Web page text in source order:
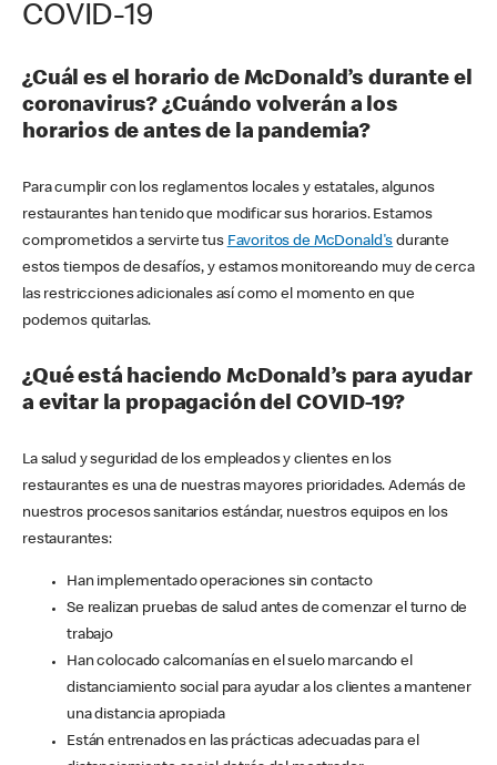
COVID-19
¿Cuál es el horario de McDonald’s durante el
coronavirus? ¿Cuándo volverán a los
horarios de antes de la pandemia?
Para cumplir con los reglamentos locales y estatales, algunos
restaurantes han tenido que modificar sus horarios. Estamos
comprometidos a servirte tus Favoritos de McDonald's durante
estos tiempos de desafíos, y estamos monitoreando muy de cerca
las restricciones adicionales así como el momento en que
podemos quitarlas.
¿Qué está haciendo McDonald’s para ayudar
a evitar la propagación del COVID-19?
La salud y seguridad de los empleados y clientes en los
restaurantes es una de nuestras mayores prioridades. Además de
nuestros procesos sanitarios estándar, nuestros equipos en los
restaurantes:
Han implementado operaciones sin contacto
Se realizan pruebas de salud antes de comenzar el turno de
trabajo
Han colocado calcomanías en el suelo marcando el
distanciamiento social para ayudar a los clientes a mantener
una distancia apropiada
Están entrenados en las prácticas adecuadas para el